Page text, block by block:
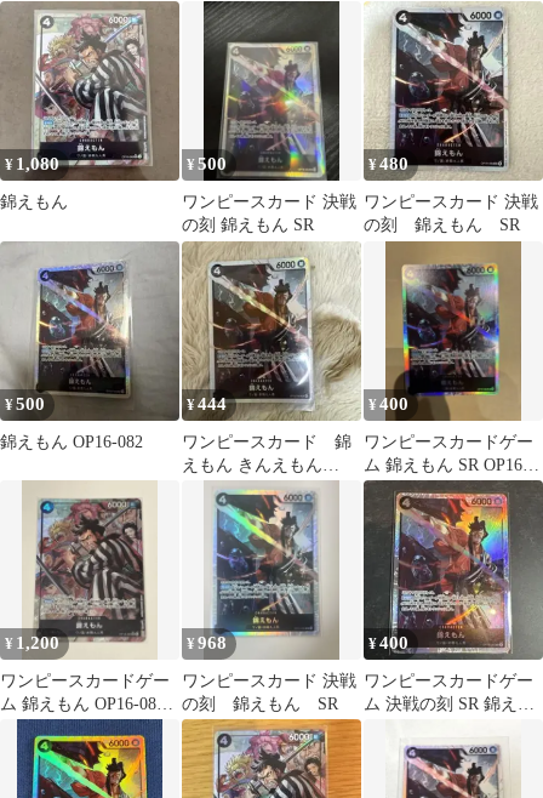
¥ 1,080
錦えもん
¥500
ワンピースカード 決戦
の刻 錦えもん SR
¥480
ワンピースカード 決戦
の刻 錦えもん SR
¥500
錦えもん OP16-082
¥444
ワンピースカード 錦
えもん きんえもん
OP16-082 SR 決戦の刻
¥400
ワンピースカードゲー
ム 錦えもん SR OP16-
082
¥ 1,200
ワンピースカードゲー
ム 錦えもん OP16-082
SRパラレル
¥968
ワンピースカード 決戦
の刻 錦えもん SR
¥400
ワンピースカードゲー
ム 決戦の刻 SR 錦えも